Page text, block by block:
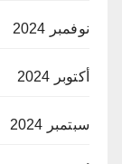
نوفمبر 2024
أكتوبر 2024
سبتمبر 2024